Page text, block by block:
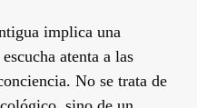
implica una
atenta a las
No se trata de